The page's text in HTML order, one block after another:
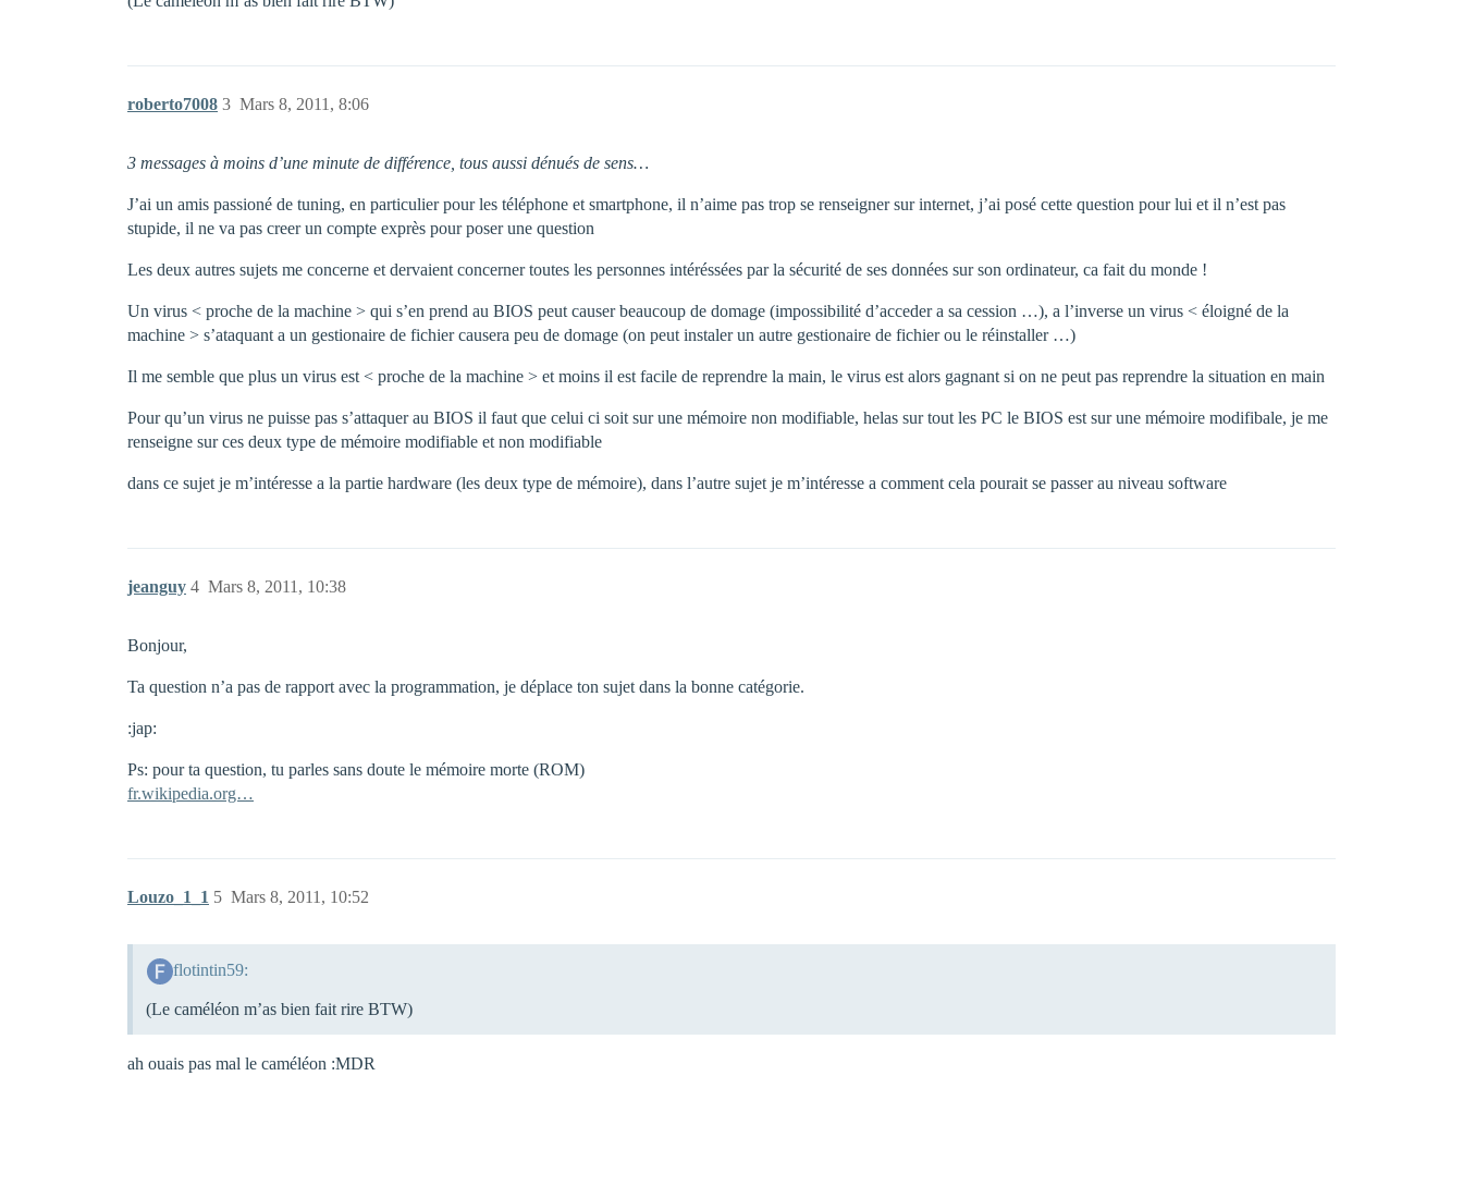
roberto7008 Mars 8, 2011, 8:06
3
3 messages à moins d’une minute de différence, tous aussi dénués de sens…
J’ai un amis passioné de tuning, en particulier pour les téléphone et smartphone, il n’aime pas trop se renseigner sur internet, j’ai posé cette question pour lui et il n’est pas
stupide, il ne va pas creer un compte exprès pour poser une question
Les deux autres sujets me concerne et dervaient concerner toutes les personnes intéréssées par la sécurité de ses données sur son ordinateur, ca fait du monde !
Un virus < proche de la machine > qui s’en prend au BIOS peut causer beaucoup de domage (impossibilité d’acceder a sa cession …), a l’inverse un virus < éloigné de la
machine > s’ataquant a un gestionaire de fichier causera peu de domage (on peut instaler un autre gestionaire de fichier ou le réinstaller …)
Il me semble que plus un virus est < proche de la machine > et moins il est facile de reprendre la main, le virus est alors gagnant si on ne peut pas reprendre la situation en main
Pour qu’un virus ne puisse pas s’attaquer au BIOS il faut que celui ci soit sur une mémoire non modifiable, helas sur tout les PC le BIOS est sur une mémoire modifibale, je me
renseigne sur ces deux type de mémoire modifiable et non modifiable
dans ce sujet je m’intéresse a la partie hardware (les deux type de mémoire), dans l’autre sujet je m’intéresse a comment cela pourait se passer au niveau software
jeanguy Mars 8, 2011, 10:38
4
Bonjour,
Ta question n’a pas de rapport avec la programmation, je déplace ton sujet dans la bonne catégorie.
:jap:
Ps: pour ta question, tu parles sans doute le mémoire morte (ROM)
fr.wikipedia.org…
Louzo_1_1 Mars 8, 2011, 10:52
5
flotintin59:
(Le caméléon m’as bien fait rire BTW)
ah ouais pas mal le caméléon :MDR